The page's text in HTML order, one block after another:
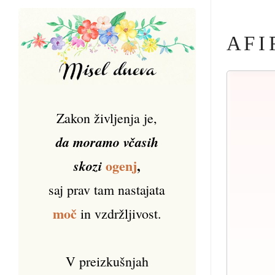
A F I
Zakon življenja je,
da moramo včasih
skozi ogenj,
saj prav tam nastajata
močin vzdržljivost.
V preizkušnjah